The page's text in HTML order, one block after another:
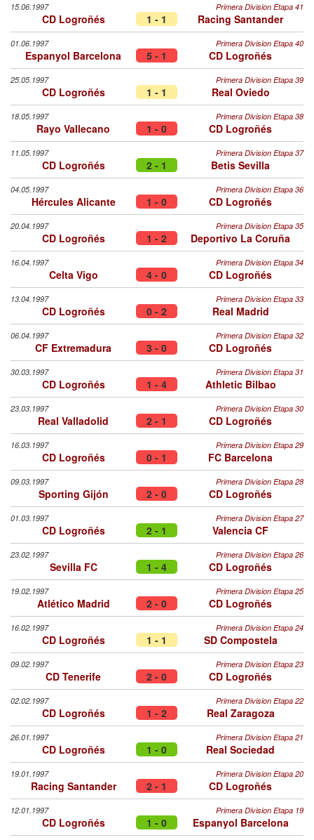
15.06.1997 Primera Division Etapa 41
CD Logroñés 1 - 1 Racing Santander
01.06.1997 Primera Division Etapa 40
Espanyol Barcelona 5 - 1 CD Logroñés
25.05.1997 Primera Division Etapa 39
CD Logroñés 1 - 1 Real Oviedo
18.05.1997 Primera Division Etapa 38
Rayo Vallecano 1 - 0 CD Logroñés
11.05.1997 Primera Division Etapa 37
CD Logroñés 2 - 1 Betis Sevilla
04.05.1997 Primera Division Etapa 36
Hércules Alicante 1 - 0 CD Logroñés
20.04.1997 Primera Division Etapa 35
CD Logroñés 1 - 2 Deportivo La Coruña
16.04.1997 Primera Division Etapa 34
Celta Vigo 4 - 0 CD Logroñés
13.04.1997 Primera Division Etapa 33
CD Logroñés 0 - 2 Real Madrid
06.04.1997 Primera Division Etapa 32
CF Extremadura 3 - 0 CD Logroñés
30.03.1997 Primera Division Etapa 31
CD Logroñés 1 - 4 Athletic Bilbao
23.03.1997 Primera Division Etapa 30
Real Valladolid 2 - 1 CD Logroñés
16.03.1997 Primera Division Etapa 29
CD Logroñés 0 - 1 FC Barcelona
09.03.1997 Primera Division Etapa 28
Sporting Gijón 2 - 0 CD Logroñés
01.03.1997 Primera Division Etapa 27
CD Logroñés 2 - 1 Valencia CF
23.02.1997 Primera Division Etapa 26
Sevilla FC 1 - 4 CD Logroñés
19.02.1997 Primera Division Etapa 25
Atlético Madrid 2 - 0 CD Logroñés
16.02.1997 Primera Division Etapa 24
CD Logroñés 1 - 1 SD Compostela
09.02.1997 Primera Division Etapa 23
CD Tenerife 2 - 0 CD Logroñés
02.02.1997 Primera Division Etapa 22
CD Logroñés 1 - 2 Real Zaragoza
26.01.1997 Primera Division Etapa 21
CD Logroñés 1 - 0 Real Sociedad
19.01.1997 Primera Division Etapa 20
Racing Santander 2 - 1 CD Logroñés
12.01.1997 Primera Division Etapa 19
CD Logroñés 1 - 0 Espanyol Barcelona